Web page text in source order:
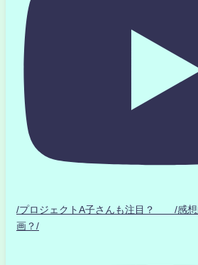
/プロジェクトA子さんも注目？ /感想
画？/